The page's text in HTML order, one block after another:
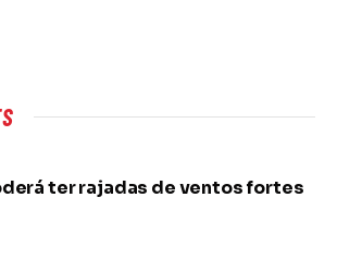
ter rajadas de ventos fortes